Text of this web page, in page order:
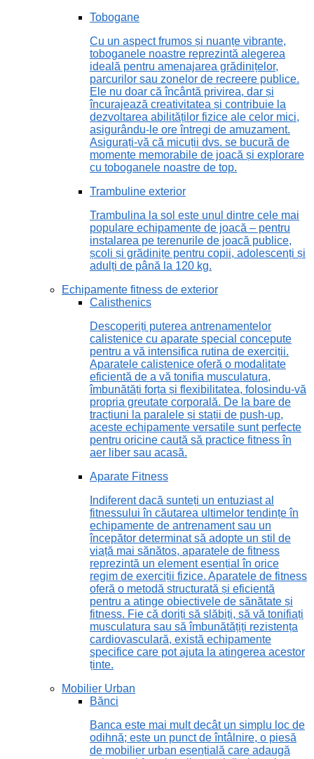
Tobogane
Cu un aspect frumos și nuanțe vibrante,
toboganele noastre reprezintă alegerea
ideală pentru amenajarea grădinițelor,
parcurilor sau zonelor de recreere publice.
Ele nu doar că încântă privirea, dar și
încurajează creativitatea și contribuie la
dezvoltarea abilităților fizice ale celor mici,
asigurându-le ore întregi de amuzament.
Asigurați-vă că micuții dvs. se bucură de
momente memorabile de joacă și explorare
cu toboganele noastre de top.
Trambuline exterior
Trambulina la sol este unul dintre cele mai
populare echipamente de joacă – pentru
instalarea pe terenurile de joacă publice,
școli și grădinițe pentru copii, adolescenți și
adulți de până la 120 kg.
Echipamente fitness de exterior
Calisthenics
Descoperiți puterea antrenamentelor
calistenice cu aparate special concepute
pentru a vă intensifica rutina de exerciții.
Aparatele calistenice oferă o modalitate
eficientă de a vă tonifia musculatura,
îmbunătăți forța și flexibilitatea, folosindu-vă
propria greutate corporală. De la bare de
tracțiuni la paralele și stații de push-up,
aceste echipamente versatile sunt perfecte
pentru oricine caută să practice fitness în
aer liber sau acasă.
Aparate Fitness
Indiferent dacă sunteți un entuziast al
fitnessului în căutarea ultimelor tendințe în
echipamente de antrenament sau un
începător determinat să adopte un stil de
viață mai sănătos, aparatele de fitness
reprezintă un element esențial în orice
regim de exerciții fizice. Aparatele de fitness
oferă o metodă structurată și eficientă
pentru a atinge obiectivele de sănătate și
fitness. Fie că doriți să slăbiți, să vă tonifiați
musculatura sau să îmbunătățiți rezistența
cardiovasculară, există echipamente
specifice care pot ajuta la atingerea acestor
ținte.
Mobilier Urban
Bănci
Banca este mai mult decât un simplu loc de
odihnă; este un punct de întâlnire, o piesă
de mobilier urban esențială care adaugă